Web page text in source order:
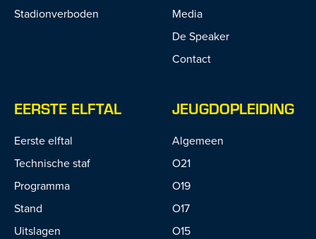
Stadionverboden
Media
De Speaker
Contact
EERSTE ELFTAL
Eerste elftal
Technische staf
Programma
Stand
Uitslagen
JEUGDOPLEIDING
Algemeen
O21
O19
O17
O15